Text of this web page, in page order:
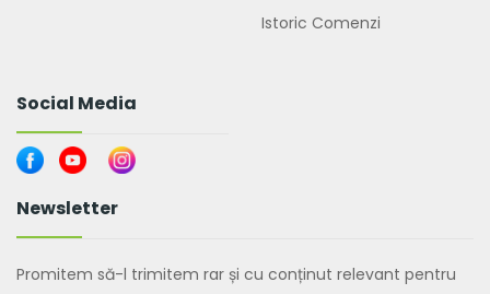
Istoric Comenzi
Social Media
Newsletter
Promitem să-l trimitem rar și cu conținut relevant pentru